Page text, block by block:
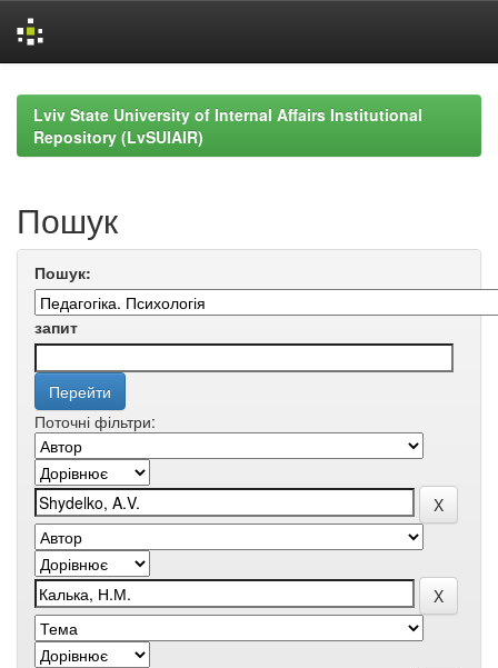
navigationLviv State University of Internal Affairs Institutional
Repository (LvSUIAIR)
Пошук
Пошук:
запит
Поточні фільтри: